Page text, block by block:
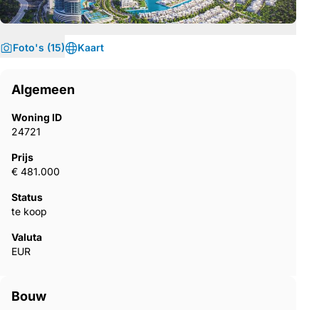
Foto's (15) Kaart
Algemeen
Woning ID
24721
Prijs
€ 481.000
Status
te koop
Valuta
EUR
Bouw